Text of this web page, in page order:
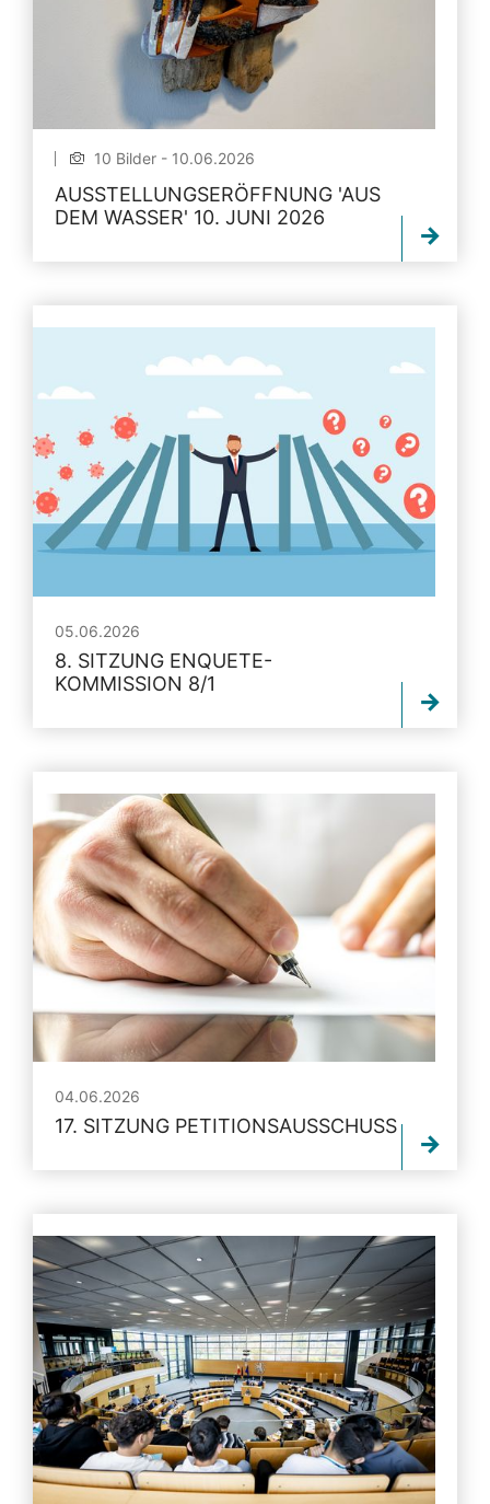
10 Bilder - 10.06.2026
AUSSTELLUNGSERÖFFNUNG 'AUS
DEM WASSER' 10. JUNI 2026
05.06.2026
8. SITZUNG ENQUETE-
KOMMISSION 8/1
04.06.2026
17. SITZUNG PETITIONSAUSSCHUSS